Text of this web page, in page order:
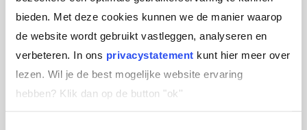
bieden. Met deze cookies kunnen we de manier waarop
de website wordt gebruikt vastleggen, analyseren en
verbeteren. In ons privacystatement kunt hier meer over
lezen. Wil je de best mogelijke website ervaring
hebben? Klik dan op de button "ok''
ander te beïnvloeden. Dat geprobeerd wordt om
gesignaleerde problemen vlot inhoudelijk te
doorgronden en (ontwikkel)behoeften te
achterhalen. Vaak denken leidinggevenden dat
zij op een coachende, verbindende manier